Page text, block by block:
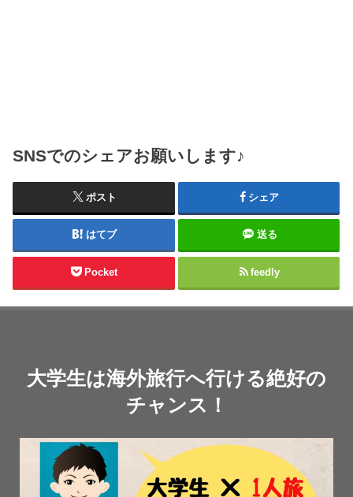
SNSでのシェアお願いします♪
ポスト シェア
はてブ 送る
Pocket feedly
大学生は海外旅行へ行ける絶好の
チャンス！